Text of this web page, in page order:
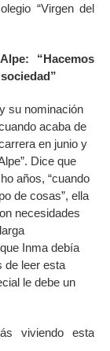
“Virgen del
“Hacemos
su nominación
acaba de
en junio y
Dice que
años, “cuando
de cosas”, ella
necesidades
Inma debía
de leer esta
le debe un
viviendo esta